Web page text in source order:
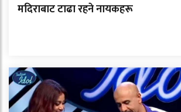
मदिराबाट टाढा रहने नायकहरू